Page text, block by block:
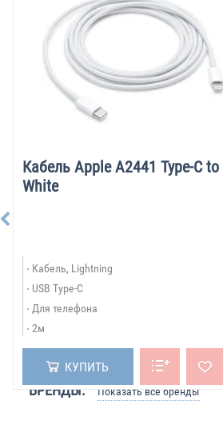
Кабель Apple A2441 Type-C
White
Кабель, Lightning
USB Type-C
Для телефона
2м
КУПИТЬ
БРЕНДЫ: Показать все бренды